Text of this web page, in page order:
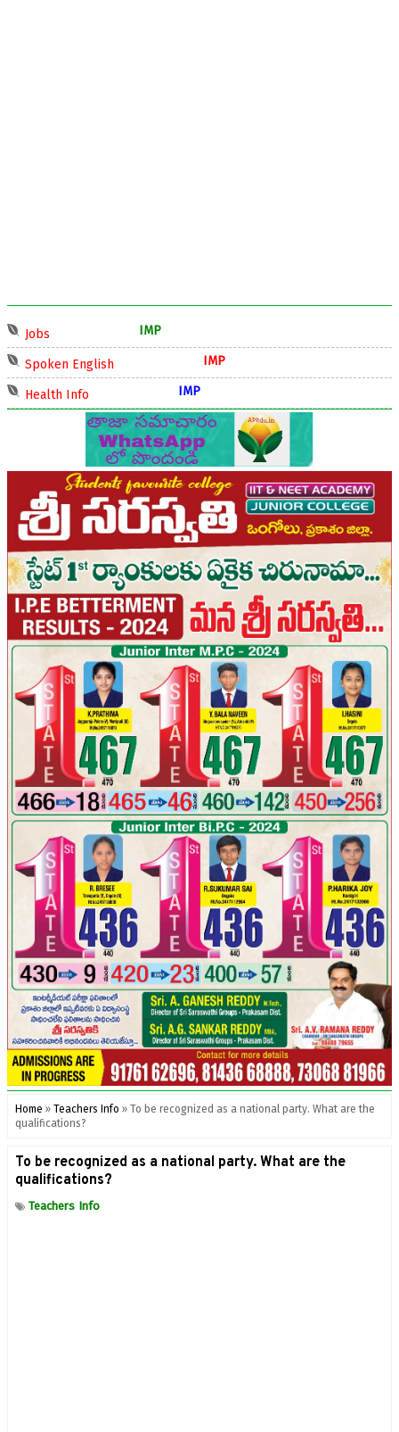
Jobs
Spoken English
Health Info
Home » Teachers Info » To be recognized as a national party. What are the
qualifications?
To be recognized as a national party. What are the
qualifications?
Teachers Info